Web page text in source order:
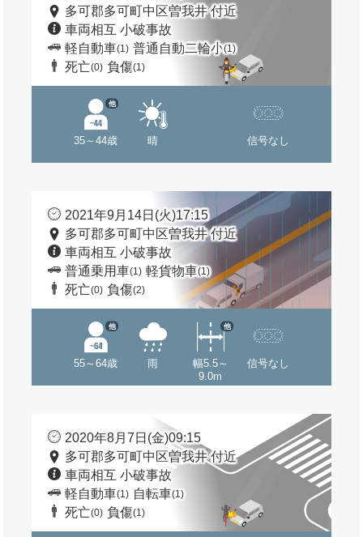
多可郡多可町中区曽我井 付近
車両相互 小破事故
軽自動車(1) 普通自動二輪小(1)
死亡(0) 負傷(1)
35～44歳
他
晴 信号なし
2021年9月14日(火)17:15
多可郡多可町中区曽我井 付近
車両相互 小破事故
普通乗用車(1) 軽貨物車(1)
死亡(0) 負傷(2)
55～64歳
他
雨
幅5.5～
9.0m
他
信号なし
2020年8月7日(金)09:15
多可郡多可町中区曽我井 付近
車両相互 小破事故
軽自動車(1) 自転車(1)
死亡(0) 負傷(1)